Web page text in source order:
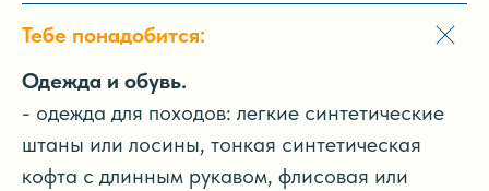
Тебе понадобится:
Одежда и обувь.
- одежда для походов: легкие синтетические
штаны или лосины, тонкая синтетическая
кофта с длинным рукавом, флисовая или